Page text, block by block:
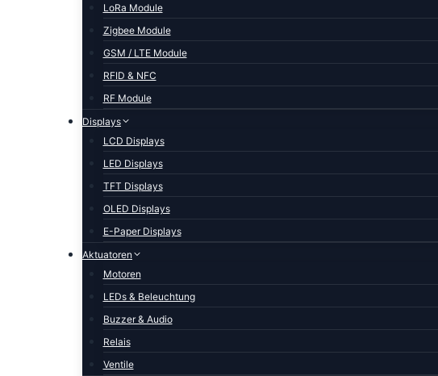
LoRa Module
Zigbee Module
GSM / LTE Module
RFID & NFC
RF Module
Displays
LCD Displays
LED Displays
TFT Displays
OLED Displays
E-Paper Displays
Aktuatoren
Motoren
LEDs & Beleuchtung
Buzzer & Audio
Relais
Ventile